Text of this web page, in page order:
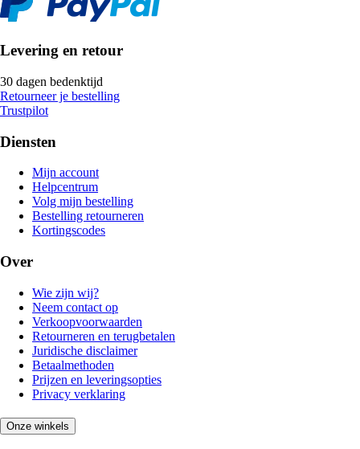
Levering en retour
30 dagen bedenktijd
Retourneer je bestelling
Trustpilot
Diensten
Mijn account
Helpcentrum
Volg mijn bestelling
Bestelling retourneren
Kortingscodes
Over
Wie zijn wij?
Neem contact op
Verkoopvoorwaarden
Retourneren en terugbetalen
Juridische disclaimer
Betaalmethoden
Prijzen en leveringsopties
Privacy verklaring
Onze winkels